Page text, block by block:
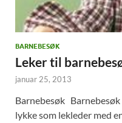
BARNEBESØK
Leker til
januar 25, 2013
Barnebesøk
lykke som lekleder med